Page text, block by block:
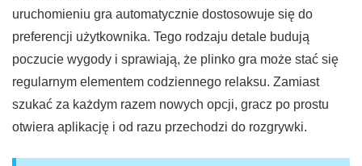
uruchomieniu gra automatycznie dostosowuje się do
preferencji użytkownika. Tego rodzaju detale budują
poczucie wygody i sprawiają, że plinko gra może stać się
regularnym elementem codziennego relaksu. Zamiast
szukać za każdym razem nowych opcji, gracz po prostu
otwiera aplikację i od razu przechodzi do rozgrywki.